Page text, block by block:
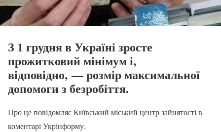
З 1 грудня в Україні зросте
прожитковий мінімум і,
відповідно, — розмір максимальної
допомоги з безробіття.
Про це повідомляє Київський міський центр зайнятості в
коментарі Укрінформу.